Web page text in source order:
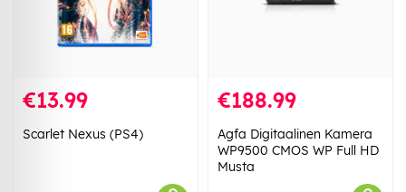
€13.99
Scarlet Nexus (PS4)
€188.99
Agfa Digitaalinen Kamera
WP9500 CMOS WP Full HD
Musta